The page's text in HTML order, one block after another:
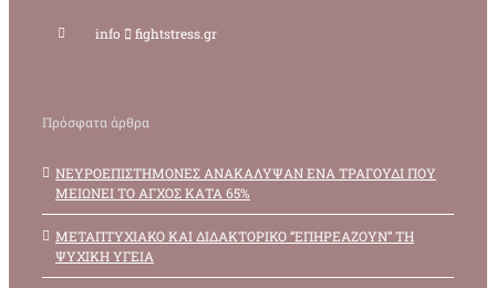
info fightstress.gr
Πρόσφατα άρθρα
ΝΕΥΡΟΕΠΙΣΤΗΜΟΝΕΣ ΑΝΑΚΑΛΥΨΑΝ ΕΝΑ ΤΡΑΓΟΥΔΙ ΠΟΥ
ΜΕΙΩΝΕΙ ΤΟ ΑΓΧΟΣ ΚΑΤΑ 65%
ΜΕΤΑΠΤΥΧΙΑΚΟ ΚΑΙ ΔΙΔΑΚΤΟΡΙΚΟ “ΕΠΗΡΕΑΖΟΥΝ” ΤΗ
ΨΥΧΙΚΗ ΥΓΕΙΑ